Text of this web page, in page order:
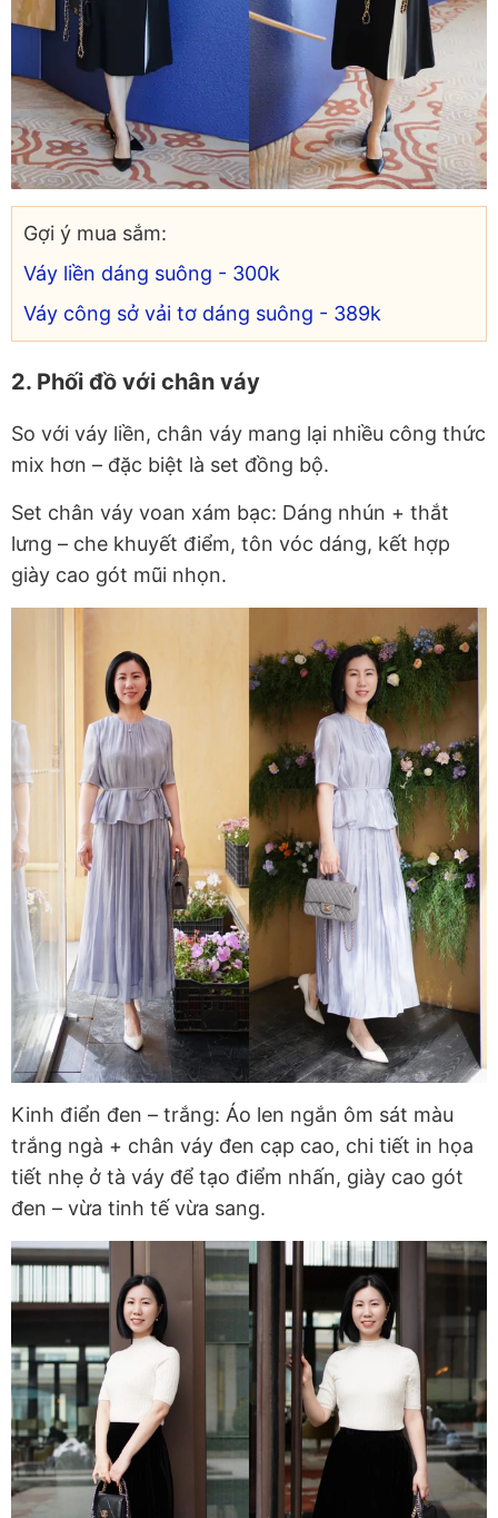
Gợi ý mua sắm:
Váy liền dáng suông - 300k
Váy công sở vải tơ dáng suông - 389k
2. Phối đồ với chân váy
So với váy liền, chân váy mang lại nhiều công thức
mix hơn – đặc biệt là set đồng bộ.
Set chân váy voan xám bạc: Dáng nhún + thắt
lưng – che khuyết điểm, tôn vóc dáng, kết hợp
giày cao gót mũi nhọn.
Kinh điển đen – trắng: Áo len ngắn ôm sát màu
trắng ngà + chân váy đen cạp cao, chi tiết in họa
tiết nhẹ ở tà váy để tạo điểm nhấn, giày cao gót
đen – vừa tinh tế vừa sang.